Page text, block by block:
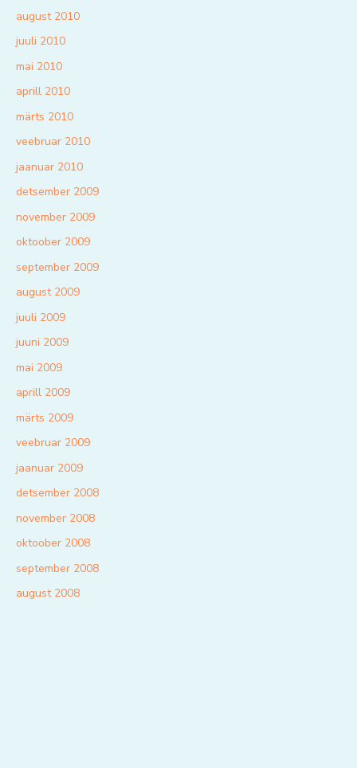
august 2010
juuli 2010
mai 2010
aprill 2010
märts 2010
veebruar 2010
jaanuar 2010
detsember 2009
november 2009
oktoober 2009
september 2009
august 2009
juuli 2009
juuni 2009
mai 2009
aprill 2009
märts 2009
veebruar 2009
jaanuar 2009
detsember 2008
november 2008
oktoober 2008
september 2008
august 2008